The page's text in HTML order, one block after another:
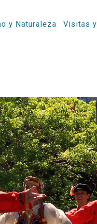
y Naturaleza Visitas